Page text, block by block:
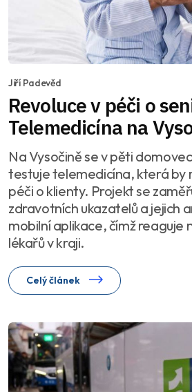
Jiří Padevěd
Revoluce v péči o
Telemedicína na
Na Vysočině se v pěti
testuje telemedicína, která by
péči o klienty. Projekt se
zdravotních ukazatelů a jejich
mobilní aplikace, čímž reaguje
lékařů v kraji.
Celý článek